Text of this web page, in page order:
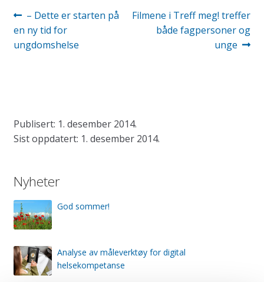
Innleggsnavigasjon
Forrige
innlegg:
– Dette er starten på
en ny tid for
ungdomshelse
Neste
innlegg:
Filmene i Treff meg! treffer
både fagpersoner og
unge
Publisert: 1. desember 2014.
Sist oppdatert: 1. desember 2014.
Nyheter
God sommer!
Analyse av måleverktøy for digital
helsekompetanse